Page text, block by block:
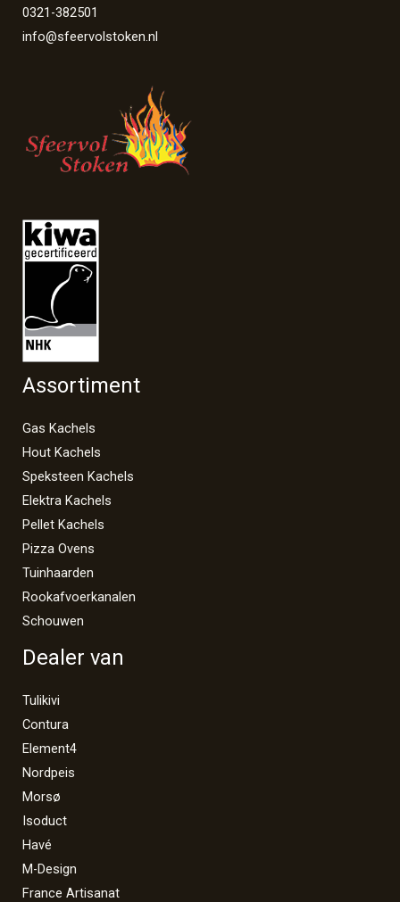
0321-382501
info@sfeervolstoken.nl
Assortiment
Gas Kachels
Hout Kachels
Speksteen Kachels
Elektra Kachels
Pellet Kachels
Pizza Ovens
Tuinhaarden
Rookafvoerkanalen
Schouwen
Dealer van
Tulikivi
Contura
Element4
Nordpeis
Morsø
Isoduct
Havé
M-Design
France Artisanat